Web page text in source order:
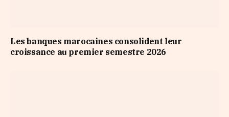
Les banques marocaines consolident leur
croissance au premier semestre 2026